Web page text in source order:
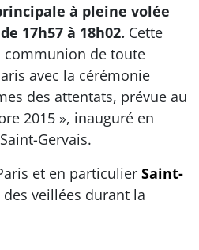
à pleine volée
17h57 à 18h02. Cette
communion de toute
avec la cérémonie
des attentats, prévue au
2015 », inauguré en
Gervais.
et en particulier Saint-
veillées durant la